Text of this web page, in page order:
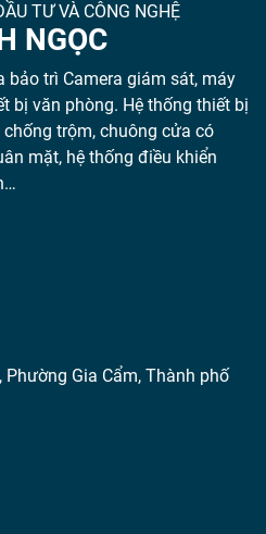
TƯ VÀ CÔNG NGHỆ
NGỌC
bảo trì Camera giám sát, máy
bị văn phòng. Hệ thống thiết bị
trộm, chuông cửa có
mặt, hệ thống điều khiển
Phường Gia Cẩm, Thành phố